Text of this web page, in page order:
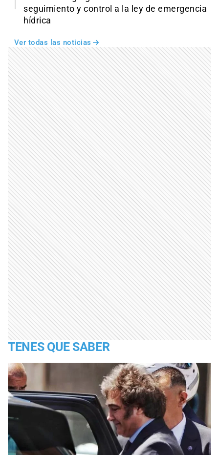
seguimiento y control a la ley de emergencia
hídrica
Ver todas las noticias
TENES QUE SABER